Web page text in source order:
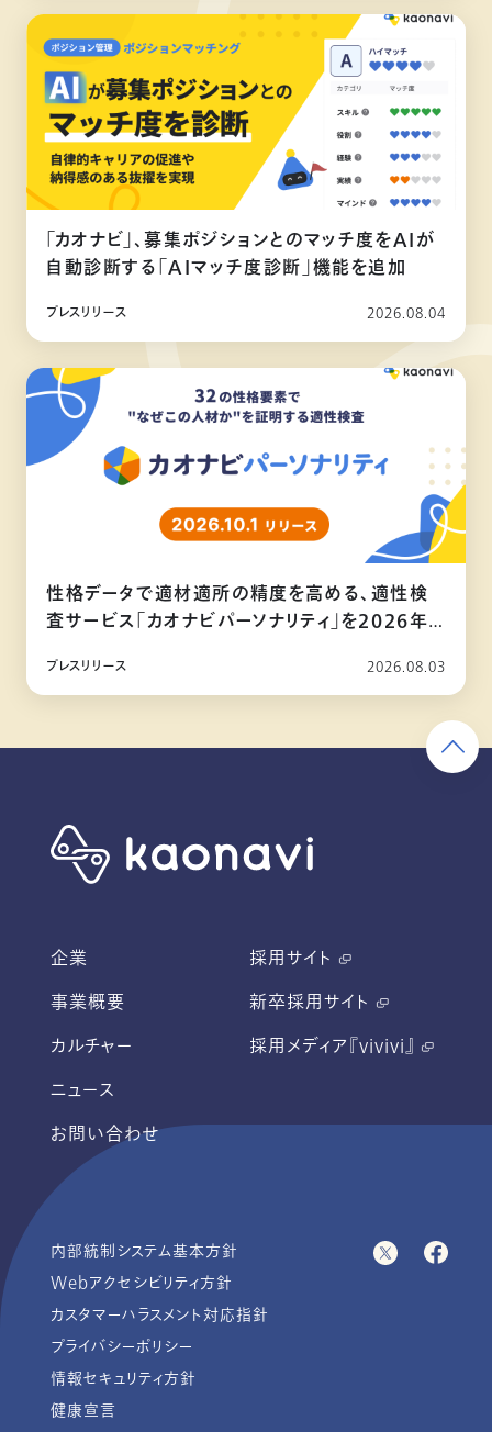
「カオナビ」、募集ポジションとのマッチ度をAIが
自動診断する「AIマッチ度診断」機能を追加
プレスリリース 2026.08.04
性格データで適材適所の精度を高める、適性検
査サービス「カオナビパーソナリティ」を2026年
プレスリリース 2026.08.03
企業
事業概要
カルチャー
ニュース
お問い合わせ
採用サイト
新卒採用サイト
採用メディア『vivivi』
内部統制システム基本方針
Webアクセシビリティ方針
カスタマーハラスメント対応指針
プライバシーポリシー
情報セキュリティ方針
健康宣言